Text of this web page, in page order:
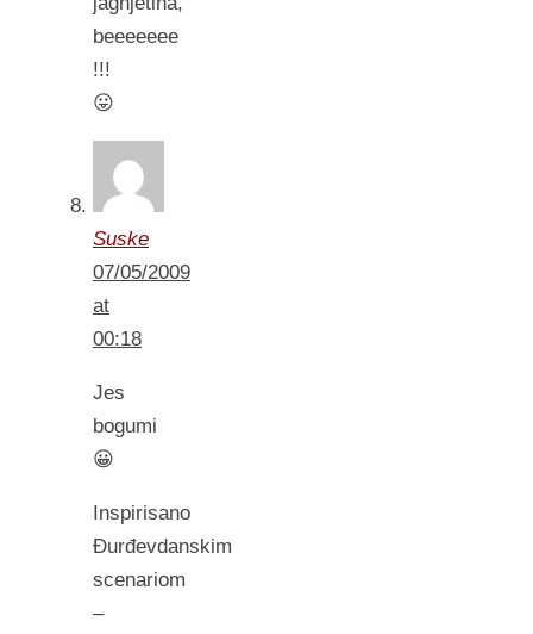
beeeeeee
!!!
😛
Suske
07/05/2009
at
00:18
Jes
bogumi
😀
Inspirisano
Đurđevdanskim
scenariom
–